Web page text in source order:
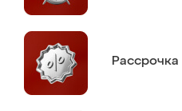
Рассрочка